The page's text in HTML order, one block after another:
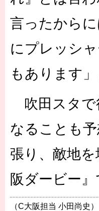
言ったから
にプレッシ
もあります」
吹田スタで
なることも
張り、敵地
阪ダービー』
（C大阪担当 小田尚史）